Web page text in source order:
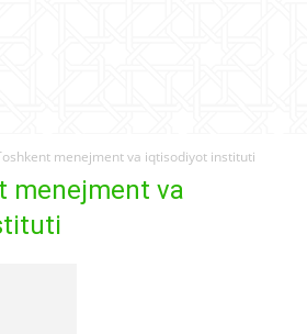
menejment va iqtisodiyot instituti
menejment va